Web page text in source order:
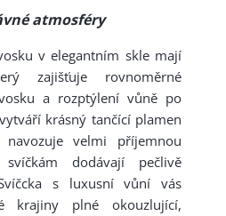
atmosféry
v elegantním skle mají
zajišťuje rovnoměrné
a rozptýlení vůně po
krásný tančící plamen
velmi příjemnou
dodávají pečlivě
s luxusní vůní vás
krajiny plné okouzlující,